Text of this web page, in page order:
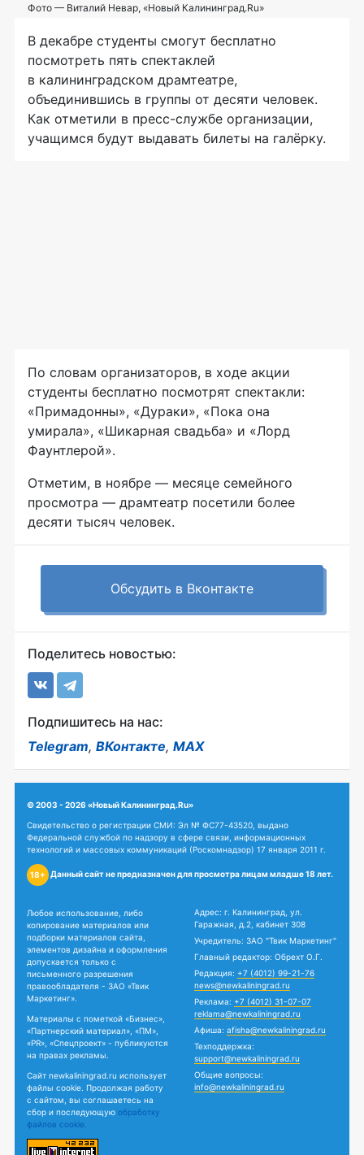
Фото — Виталий Невар, «Новый Калининград.Ru»
В декабре студенты смогут бесплатно
посмотреть пять спектаклей
в калининградском драмтеатре,
объединившись в группы от десяти человек.
Как отметили в пресс-службе организации,
учащимся будут выдавать билеты на галёрку.
По словам организаторов, в ходе акции
студенты бесплатно посмотрят спектакли:
«Примадонны», «Дураки», «Пока она
умирала», «Шикарная свадьба» и «Лорд
Фаунтлерой».
Отметим, в ноябре — месяце семейного
просмотра — драмтеатр посетили более
десяти тысяч человек.
Обсудить в Вконтакте
Поделитесь новостью:
Подпишитесь на нас:
Telegram, ВКонтакте, MAX
© 2003 - 2026 «Новый Калининград.Ru»
Свидетельство о регистрации СМИ: Эл № ФС77-43520, выдано
Федеральной службой по надзору в сфере связи, информационных
технологий и массовых коммуникаций (Роскомнадзор) 17 января 2011 г.
18+ Данный сайт не предназначен для просмотра лицам младше 18 лет.
Любое использование, либо
копирование материалов или
подборки материалов сайта,
элементов дизайна и оформления
допускается только с
письменного разрешения
правообладателя - ЗАО «Твик
Маркетинг».
Материалы с пометкой «Бизнес»,
«Партнерский материал», «ПМ»,
«PR», «Спецпроект» - публикуются
на правах рекламы.
Сайт newkaliningrad.ru использует
файлы cookie. Продолжая работу
с сайтом, вы соглашаетесь на
сбор и последующую обработку
файлов cookie.
Адрес: г. Калининград, ул.
Гаражная, д.2, кабинет 308
Учредитель: ЗАО "Твик Маркетинг"
Главный редактор: Обрехт О.Г.
Редакция: +7 (4012) 99-21-76
news@newkaliningrad.ru
Реклама: +7 (4012) 31-07-07
reklama@newkaliningrad.ru
Афиша: afisha@newkaliningrad.ru
Техподдержка:
support@newkaliningrad.ru
Общие вопросы:
info@newkaliningrad.ru